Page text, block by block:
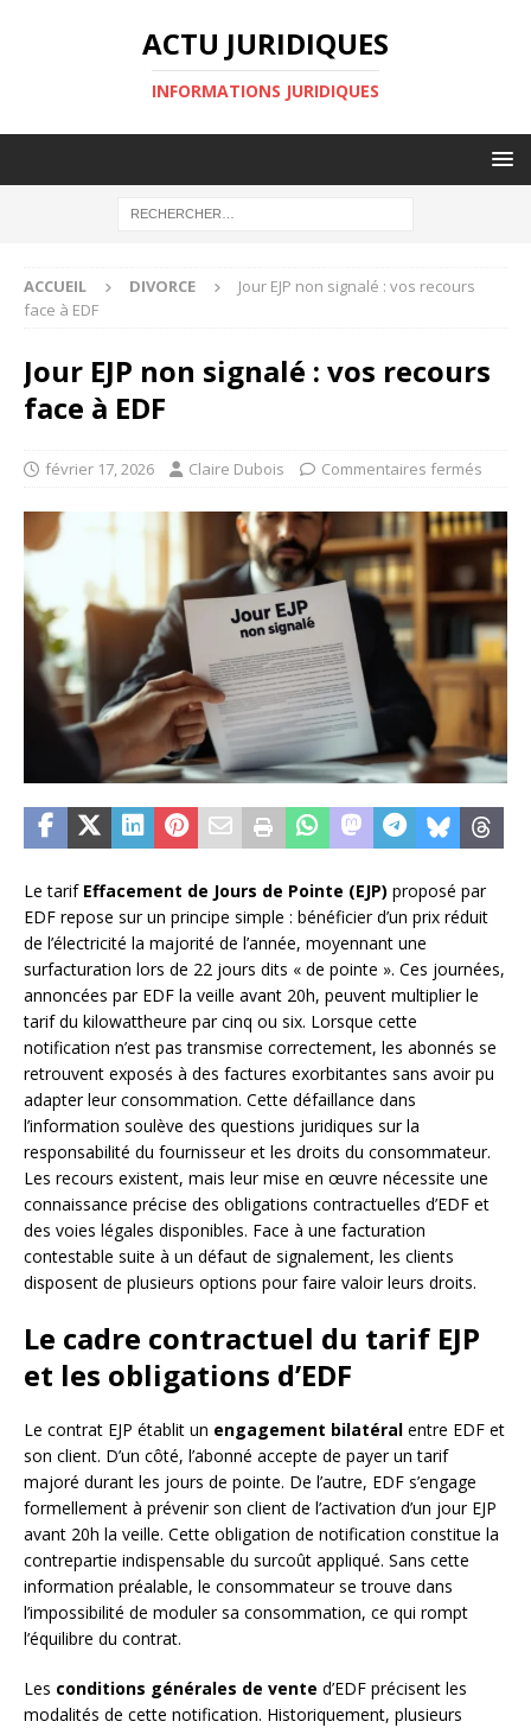
ACTU JURIDIQUES
INFORMATIONS JURIDIQUES
ACCUEIL DIVORCE
Jour EJP non signalé : vos recours
face à EDF
Jour EJP non signalé : vos recours
face à EDF
février 17, 2026 Claire Dubois Commentaires fermés
Le tarif Effacement de Jours de Pointe (EJP) proposé par
EDF repose sur un principe simple : bénéficier d’un prix réduit
de l’électricité la majorité de l’année, moyennant une
surfacturation lors de 22 jours dits « de pointe ». Ces journées,
annoncées par EDF la veille avant 20h, peuvent multiplier le
tarif du kilowattheure par cinq ou six. Lorsque cette
notification n’est pas transmise correctement, les abonnés se
retrouvent exposés à des factures exorbitantes sans avoir pu
adapter leur consommation. Cette défaillance dans
l’information soulève des questions juridiques sur la
responsabilité du fournisseur et les droits du consommateur.
Les recours existent, mais leur mise en œuvre nécessite une
connaissance précise des obligations contractuelles d’EDF et
des voies légales disponibles. Face à une facturation
contestable suite à un défaut de signalement, les clients
disposent de plusieurs options pour faire valoir leurs droits.
Le cadre contractuel du tarif EJP
et les obligations d’EDF
Le contrat EJP établit un engagement bilatéral entre EDF et
son client. D’un côté, l’abonné accepte de payer un tarif
majoré durant les jours de pointe. De l’autre, EDF s’engage
formellement à prévenir son client de l’activation d’un jour EJP
avant 20h la veille. Cette obligation de notification constitue la
contrepartie indispensable du surcoût appliqué. Sans cette
information préalable, le consommateur se trouve dans
l’impossibilité de moduler sa consommation, ce qui rompt
l’équilibre du contrat.
Les conditions générales de vente d’EDF précisent les
modalités de cette notification. Historiquement, plusieurs